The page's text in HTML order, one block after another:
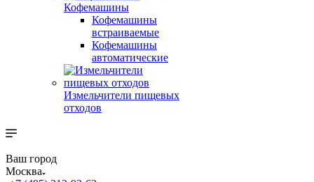
Кофемашины
Кофемашины
встраиваемые
Кофемашины
автоматические
Измельчители пищевых
отходов
Ваш город
Москва